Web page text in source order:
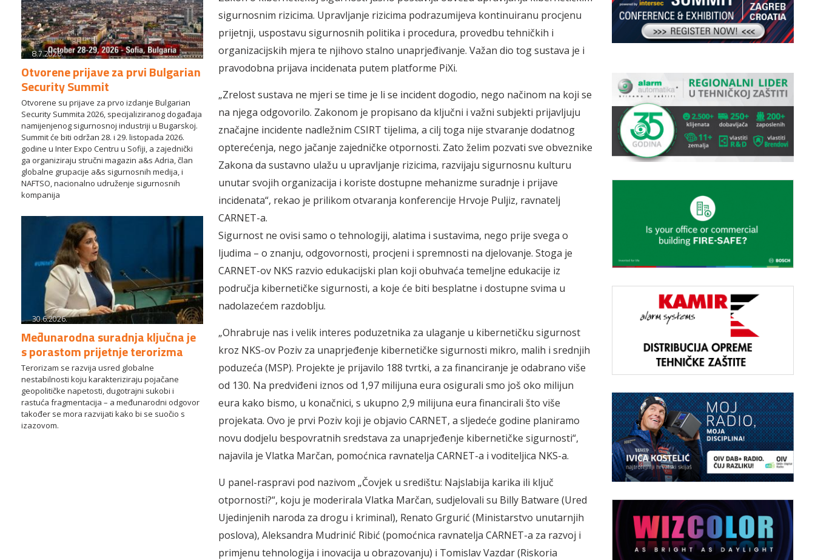
8.7.2026.
Otvorene prijave za prvi Bulgarian
Security Summit
Otvorene su prijave za prvo izdanje Bulgarian
Security Summita 2026, specijaliziranog događaja
namijenjenog sigurnosnoj industriji u Bugarskoj.
Summit će biti održan 28. i 29. listopada 2026.
godine u Inter Expo Centru u Sofiji, a zajednički
ga organiziraju stručni magazin a&s Adria, član
globalne grupacije a&s sigurnosnih medija, i
NAFTSO, nacionalno udruženje sigurnosnih
kompanija
30.6.2026.
Međunarodna suradnja ključna je
s porastom prijetnje terorizma
Terorizam se razvija usred globalne
nestabilnosti koju karakteriziraju pojačane
geopolitičke napetosti, dugotrajni sukobi i
rastuća fragmentacija – a međunarodni odgovor
također se mora razvijati kako bi se suočio s
izazovom.
sigurnosnim rizicima. Upravljanje rizicima podrazumijeva kontinuiranu procjenu
prijetnji, uspostavu sigurnosnih politika i procedura, provedbu tehničkih i
organizacijskih mjera te njihovo stalno unaprjeđivanje. Važan dio tog sustava je i
pravodobna prijava incidenata putem platforme PiXi.
„Zrelost sustava ne mjeri se time je li se incident dogodio, nego načinom na koji se
na njega odgovorilo. Zakonom je propisano da ključni i važni subjekti prijavljuju
značajne incidente nadležnim CSIRT tijelima, a cilj toga nije stvaranje dodatnog
opterećenja, nego jačanje zajedničke otpornosti. Zato želim pozvati sve obveznike
Zakona da sustavno ulažu u upravljanje rizicima, razvijaju sigurnosnu kulturu
unutar svojih organizacija i koriste dostupne mehanizme suradnje i prijave
incidenata“, rekao je prilikom otvaranja konferencije Hrvoje Puljiz, ravnatelj
CARNET-a.
Sigurnost ne ovisi samo o tehnologiji, alatima i sustavima, nego prije svega o
ljudima – o znanju, odgovornosti, procjeni i spremnosti na djelovanje. Stoga je
CARNET-ov NKS razvio edukacijski plan koji obuhvaća temeljne edukacije iz
područja kibernetičke sigurnosti, a koje će biti besplatne i dostupne svima u
nadolazećem razdoblju.
„Ohrabruje nas i velik interes poduzetnika za ulaganje u kibernetičku sigurnost
kroz NKS-ov Poziv za unaprjeđenje kibernetičke sigurnosti mikro, malih i srednjih
poduzeća (MSP). Projekte je prijavilo 188 tvrtki, a za financiranje je odabrano više
od 130. Na predviđeni iznos od 1,97 milijuna eura osigurali smo još oko milijun
eura kako bismo, u konačnici, s ukupno 2,9 milijuna eura financirali što više
projekata. Ovo je prvi Poziv koji je objavio CARNET, a sljedeće godine planiramo
novu dodjelu bespovratnih sredstava za unaprjeđenje kibernetičke sigurnosti“,
najavila je Vlatka Marčan, pomoćnica ravnatelja CARNET-a i voditeljica NKS-a.
U panel-raspravi pod nazivom „Čovjek u središtu: Najslabija karika ili ključ
otpornosti?“, koju je moderirala Vlatka Marčan, sudjelovali su Billy Batware (Ured
Ujedinjenih naroda za drogu i kriminal), Renato Grgurić (Ministarstvo unutarnjih
poslova), Aleksandra Mudrinić Ribić (pomoćnica ravnatelja CARNET-a za razvoj i
primjenu tehnologija i inovacija u obrazovanju) i Tomislav Vazdar (Riskoria